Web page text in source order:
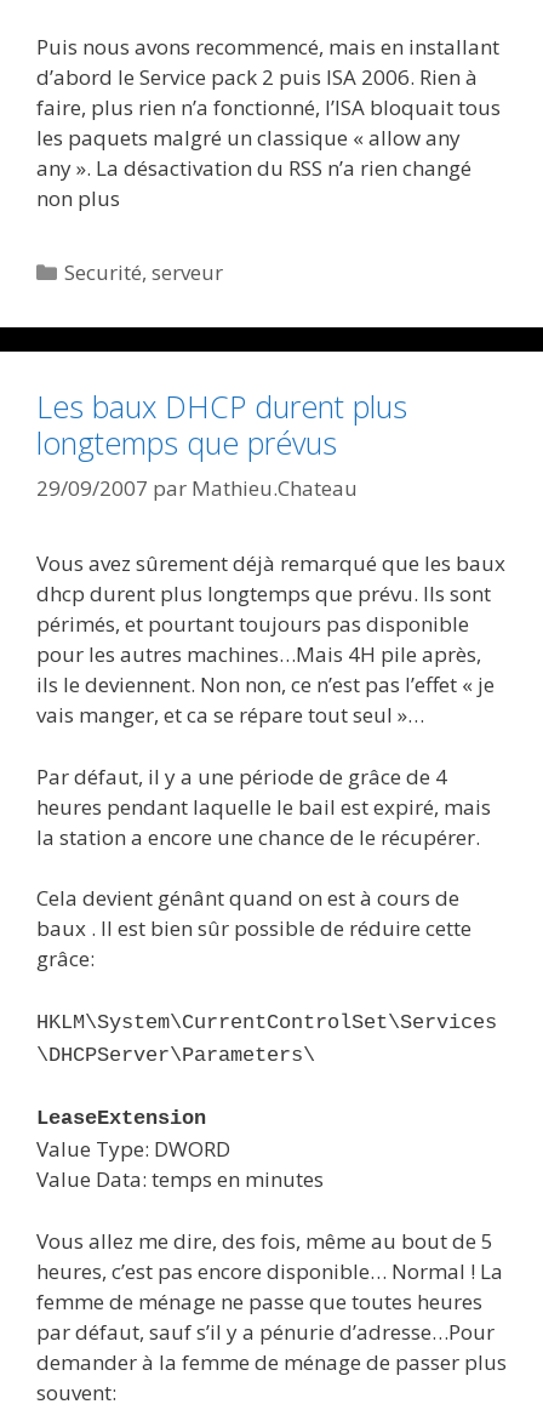
Puis nous avons recommencé, mais en installant
d’abord le Service pack 2 puis ISA 2006. Rien à
faire, plus rien n’a fonctionné, l’ISA bloquait tous
les paquets malgré un classique « allow any
any ». La désactivation du RSS n’a rien changé
non plus
Catégories
Securité,serveur
Les baux DHCP durent plus
longtemps que prévus
29/09/2007 par Mathieu.Chateau
Vous avez sûrement déjà remarqué que les baux
dhcp durent plus longtemps que prévu. Ils sont
périmés, et pourtant toujours pas disponible
pour les autres machines…Mais 4H pile après,
ils le deviennent. Non non, ce n’est pas l’effet « je
vais manger, et ca se répare tout seul »…
Par défaut, il y a une période de grâce de 4
heures pendant laquelle le bail est expiré, mais
la station a encore une chance de le récupérer.
Cela devient génânt quand on est à cours de
baux . Il est bien sûr possible de réduire cette
grâce:
HKLM\System\CurrentControlSet\Services
\DHCPServer\Parameters\
LeaseExtension
Value Type: DWORD
Value Data: temps en minutes
Vous allez me dire, des fois, même au bout de 5
heures, c’est pas encore disponible… Normal ! La
femme de ménage ne passe que toutes heures
par défaut, sauf s’il y a pénurie d’adresse…Pour
demander à la femme de ménage de passer plus
souvent: